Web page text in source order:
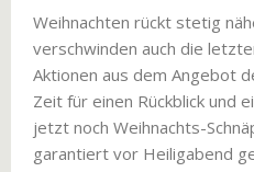
Weihnachten rückt stetig
verschwinden auch die
Aktionen aus dem Angebot
Zeit für einen Rückblick und
jetzt noch Weihnachts-
garantiert vor Heiligabend